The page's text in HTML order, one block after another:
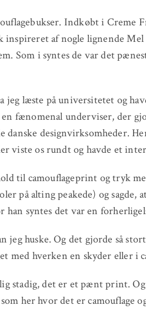
Indkøbt i Creme
af nogle lignende Mel
Som i syntes de var det
læste på universitetet og
fænomenal underviser, der
danske designvirksomheder.
viste os rundt og havde et
til camouflageprint og tryk
på alting peakede) og sagde,
syntes det var en
jeg huske. Og det gjorde så
med hverken en skyder eller i
stadig, det er et pænt print.
her hvor det er camouflage